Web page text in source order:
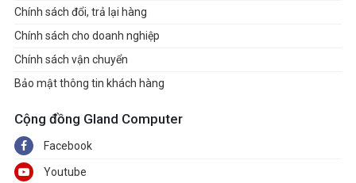
Chính sách đổi, trả lại hàng
Chính sách cho doanh nghiệp
Chính sách vận chuyển
Bảo mật thông tin khách hàng
Cộng đồng Gland Computer
Facebook
Youtube